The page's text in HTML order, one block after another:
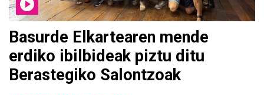
Basurde Elkartearen mende
erdiko ibilbideak piztu ditu
Berastegiko Salontzoak